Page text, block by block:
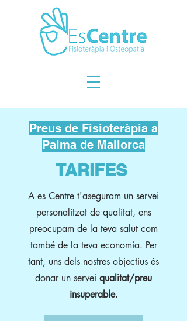
Preus de Fisioteràpia a
Palma de Mallorca
TARIFES
A es Centre t'aseguram un servei
personalitzat de qualitat, ens
preocupam de la teva salut com
també de la teva economia. Per
tant, uns dels nostres objectius és
donar un servei qualitat/preu
insuperable.